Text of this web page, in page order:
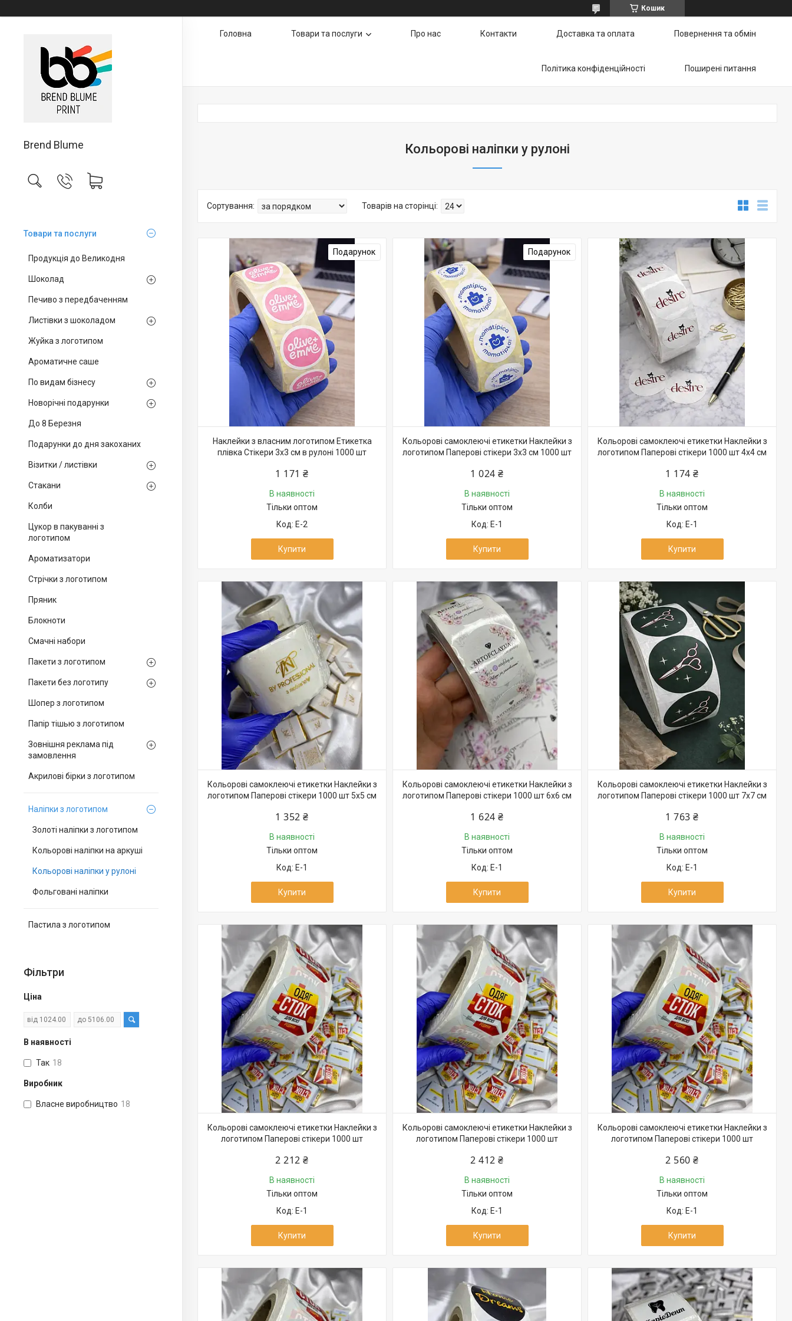
Кошик
Brend Blume
Товари та послуги
Продукція до Великодня
Шоколад
Печиво з передбаченням
Листівки з шоколадом
Жуйка з логотипом
Ароматичне саше
По видам бізнесу
Новорічні подарунки
До 8 Березня
Подарунки до дня закоханих
Візитки / листівки
Стакани
Колби
Цукор в пакуванні з
логотипом
Ароматизатори
Стрічки з логотипом
Пряник
Блокноти
Смачні набори
Пакети з логотипом
Пакети без логотипу
Шопер з логотипом
Папір тішью з логотипом
Зовнішня реклама під
замовлення
Акрилові бірки з логотипом
Наліпки з логотипом
Золоті наліпки з логотипом
Кольорові наліпки на аркуші
Кольорові наліпки у рулоні
Фольговані наліпки
Пастила з логотипом
Фільтри
Ціна
В наявності
Так 18
Виробник
Власне виробництво 18
Головна Товари та послуги Про нас Контакти Доставка та оплата Повернення та обмін
Політика конфіденційності Поширені питання
Кольорові наліпки у рулоні
Подарунок
Наклейки з власним логотипом Етикетка
плівка Стікери 3х3 см в рулоні 1000 шт
1 171 ₴
В наявності
Тільки оптом
Е-2
Купити
Подарунок
Кольорові самоклеючі етикетки Наклейки з
логотипом Паперові стікери 3х3 см 1000 шт
1 024 ₴
В наявності
Тільки оптом
Е-1
Купити
Кольорові самоклеючі етикетки Наклейки з
логотипом Паперові стікери 1000 шт 4х4 см
1 174 ₴
В наявності
Тільки оптом
Е-1
Купити
Кольорові самоклеючі етикетки Наклейки з
логотипом Паперові стікери 1000 шт 5х5 см
1 352 ₴
В наявності
Тільки оптом
Е-1
Купити
Кольорові самоклеючі етикетки Наклейки з
логотипом Паперові стікери 1000 шт 6х6 см
1 624 ₴
В наявності
Тільки оптом
Е-1
Купити
Кольорові самоклеючі етикетки Наклейки з
логотипом Паперові стікери 1000 шт 7х7 см
1 763 ₴
В наявності
Тільки оптом
Е-1
Купити
Кольорові самоклеючі етикетки Наклейки з
логотипом Паперові стікери 1000 шт
2 212 ₴
В наявності
Тільки оптом
Е-1
Купити
Кольорові самоклеючі етикетки Наклейки з
логотипом Паперові стікери 1000 шт
2 412 ₴
В наявності
Тільки оптом
Е-1
Купити
Кольорові самоклеючі етикетки Наклейки з
логотипом Паперові стікери 1000 шт
2 560 ₴
В наявності
Тільки оптом
Е-1
Купити